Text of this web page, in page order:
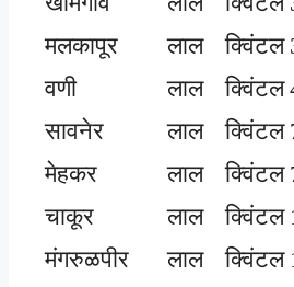
मलकापूर
लाल क्विंटल
वणी
लाल क्विंटल
सावनेर
लाल क्विंटल
मेहकर
लाल क्विंटल
चाकूर
लाल क्विंटल
मंगरुळपीर
लाल क्विंटल